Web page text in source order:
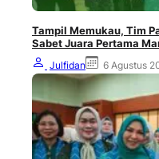
Tampil Memukau, Tim
Sabet Juara Pertama
Julfidan 6 Agustus